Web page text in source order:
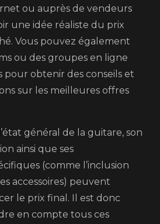
ou auprès de vendeurs
une idée réaliste du prix
Vous pouvez également
ou des groupes en ligne
pour obtenir des conseils et
sur les meilleures offres
général de la guitare, son
ainsi que ses
(comme l’inclusion
accessoires) peuvent
le prix final. Il est donc
en compte tous ces